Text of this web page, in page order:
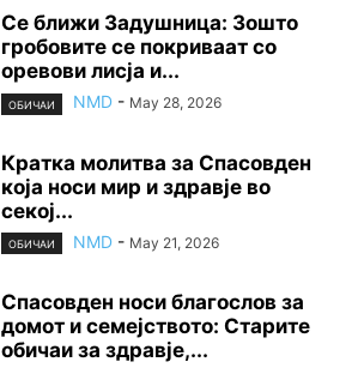
Се ближи Задушница: Зошто
гробовите се покриваат со
оревови лисја и...
ОБИЧАИ NMD - May 28, 2026
Кратка молитва за Спасовден
која носи мир и здравје во
секој...
ОБИЧАИ NMD - May 21, 2026
Спасовден носи благослов за
домот и семејството: Старите
обичаи за здравје,...